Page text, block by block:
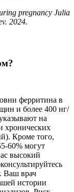
pregnancy Julia
2024.
ферритина в
и более 400 нг/
на
хронических
Кроме того,
60% могут
высокий
Ваш врач
истории